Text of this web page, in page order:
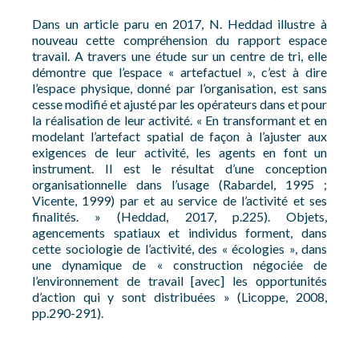
Dans un article paru en 2017, N. Heddad illustre à
nouveau cette compréhension du rapport espace
travail. A travers une étude sur un centre de tri, elle
démontre que l’espace « artefactuel », c’est à dire
l’espace physique, donné par l’organisation, est sans
cesse modifié et ajusté par les opérateurs dans et pour
la réalisation de leur activité. « En transformant et en
modelant l’artefact spatial de façon à l’ajuster aux
exigences de leur activité, les agents en font un
instrument. Il est le résultat d’une conception
organisationnelle dans l’usage (Rabardel, 1995 ;
Vicente, 1999) par et au service de l’activité et ses
finalités. » (Heddad, 2017, p.225). Objets,
agencements spatiaux et individus forment, dans
cette sociologie de l’activité, des « écologies », dans
une dynamique de « construction négociée de
l’environnement de travail [avec] les opportunités
d’action qui y sont distribuées » (Licoppe, 2008,
pp.290-291).